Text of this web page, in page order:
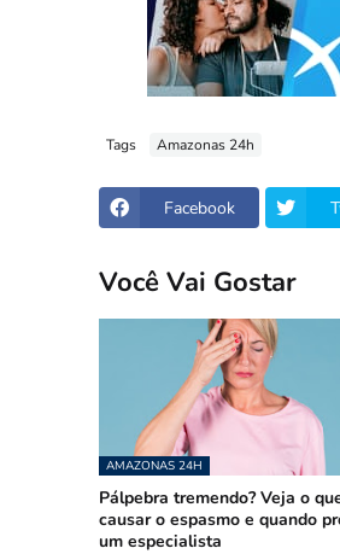
Tags Amazonas 24h
Facebook
Você Vai Gostar
AMAZONAS 24H
Pálpebra tremendo? Veja o
causar o espasmo e quando
um especialista